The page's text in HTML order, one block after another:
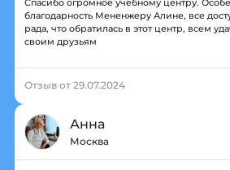
Спасибо огромное учебному центру.
благодарность Мененжеру Алине, все
рада, что обратилась в этот центр, всем
своим друзьям
Отзыв от 29.07.2024
Анна
Москва